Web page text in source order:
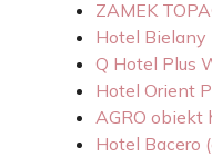
ZAMEK
Hotel Bielany
Q Hotel Plus
Hotel Orient
AGRO obiekt
Hotel Bacero